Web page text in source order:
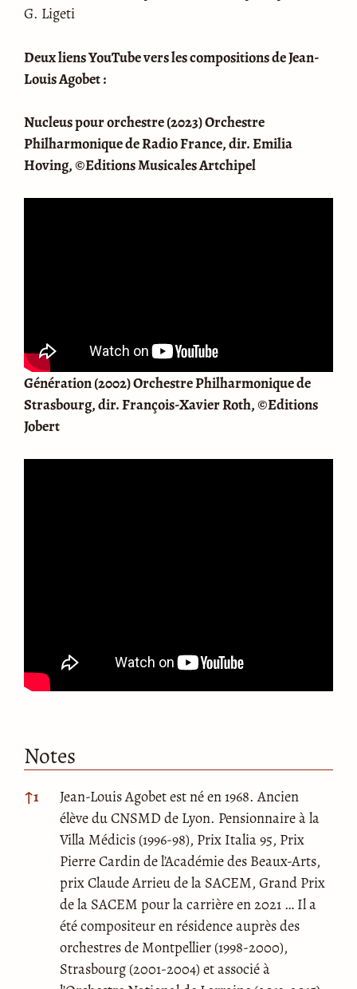
G. Ligeti
Deux liens YouTube vers les compositions de Jean-
Louis Agobet :
Nucleus pour orchestre (2023) Orchestre
Philharmonique de Radio France, dir. Emilia
Hoving, ©Editions Musicales Artchipel
Génération (2002) Orchestre Philharmonique de
Strasbourg, dir. François-Xavier Roth, ©Editions
Jobert
Notes
Notes
↑1
Jean-Louis Agobet est né en 1968. Ancien
élève du CNSMD de Lyon. Pensionnaire à la
Villa Médicis (1996-98), Prix Italia 95, Prix
Pierre Cardin de l’Académie des Beaux-Arts,
prix Claude Arrieu de la SACEM, Grand Prix
de la SACEM pour la carrière en 2021 … Il a
été compositeur en résidence auprès des
orchestres de Montpellier (1998-2000),
Strasbourg (2001-2004) et associé à